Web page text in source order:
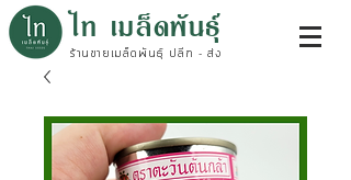
ไท เมล็ดพันธุ์
ร้านขายเมล็ดพันธุ์ ปลีก - ส่ง